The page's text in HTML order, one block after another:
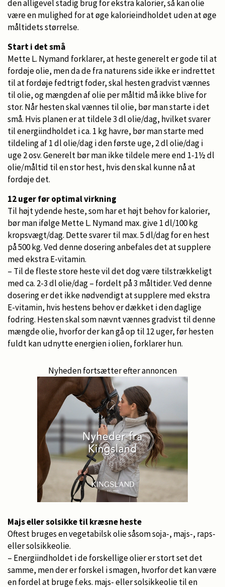
den alligevel stadig brug for ekstra kalorier, så kan olie
være en mulighed for at øge kalorieindholdet uden at øge
måltidets størrelse.
Start i det små
Mette L. Nymand forklarer, at heste generelt er gode til at
fordøje olie, men da de fra naturens side ikke er indrettet
til at fordøje fedtrigt foder, skal hesten gradvist vænnes
til olie, og mængden af olie per måltid må ikke blive for
stor. Når hesten skal vænnes til olie, bør man starte i det
små. Hvis planen er at tildele 3 dl olie/dag, hvilket svarer
til energiindholdet i ca. 1 kg havre, bør man starte med
tildeling af 1 dl olie/dag i den første uge, 2 dl olie/dag i
uge 2 osv. Generelt bør man ikke tildele mere end 1-1½ dl
olie/måltid til en stor hest, hvis den skal kunne nå at
fordøje det.
12 uger før optimal virkning
Til højt ydende heste, som har et højt behov for kalorier,
bør man ifølge Mette L. Nymand max. give 1 dl/100 kg
kropsvægt/dag. Dette svarer til max. 5 dl/dag for en hest
på 500 kg. Ved denne dosering anbefales det at supplere
med ekstra E-vitamin.
– Til de fleste store heste vil det dog være tilstrækkeligt
med ca. 2-3 dl olie/dag – fordelt på 3 måltider. Ved denne
dosering er det ikke nødvendigt at supplere med ekstra
E-vitamin, hvis hestens behov er dækket i den daglige
fodring. Hesten skal som nævnt vænnes gradvist til denne
mængde olie, hvorfor der kan gå op til 12 uger, før hesten
fuldt kan udnytte energien i olien, forklarer hun.
Nyheden fortsætter efter annoncen
Majs eller solsikke til kræsne heste
Oftest bruges en vegetabilsk olie såsom soja-, majs-, raps-
eller solsikkeolie.
– Energiindholdet i de forskellige olier er stort set det
samme, men der er forskel i smagen, hvorfor det kan være
en fordel at bruge f.eks. majs- eller solsikkeolie til en